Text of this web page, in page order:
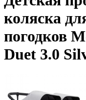
коляска
погодков
Duet 3.0